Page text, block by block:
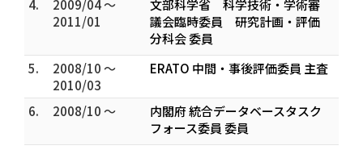
4.
2009/04 ～
2011/01
文部科学省 科学技術・学術審
議会臨時委員 研究計画・評価
分科会 委員
5.
2008/10 ～
2010/03
ERATO 中間・事後評価委員 主査
6. 2008/10 ～
内閣府 統合データベースタスク
フォース委員 委員